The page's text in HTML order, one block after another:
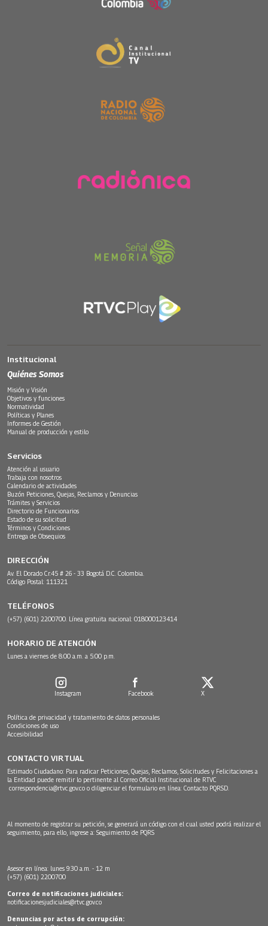
Institucional
Quiénes Somos
Misión y Visión
Objetivos y funciones
Normatividad
Políticas y Planes
Informes de Gestión
Manual de producción y estilo
Servicios
Atención al usuario
Trabaja con nosotros
Calendario de actividades
Buzón Peticiones, Quejas, Reclamos y Denuncias
Trámites y Servicios
Directorio de Funcionarios
Estado de su solicitud
Términos y Condiciones
Entrega de Obsequios
DIRECCIÓN
Av. El Dorado Cr.45 # 26 - 33 Bogotá D.C. Colombia.
Código Postal: 111321
TELÉFONOS
(+57) (601) 2200700. Línea gratuita nacional: 018000123414
HORARIO DE ATENCIÓN
Lunes a viernes de 8:00 a.m. a 5:00 p.m.
Instagram Facebook X
Política de privacidad y tratamiento de datos personales
Condiciones de uso
Accesibilidad
CONTACTO VIRTUAL
Estimado Ciudadano: Para radicar Peticiones, Quejas, Reclamos, Solicitudes y Felicitaciones a
la Entidad puede remitir lo pertinente al Correo Oficial Institucional de RTVC
correspondencia@rtvc.gov.co o diligenciar el formulario en línea: Contacto PQRSD.
Al momento de registrar su petición, se generará un código con el cual usted podrá realizar el
seguimiento, para ello, ingrese a: Seguimiento de PQRS
Asesor en línea: lunes 9:30 a.m. - 12 m
(+57) (601) 2200700
Correo de notificaciones judiciales:
notificacionesjudiciales@rtvc.gov.co
Denuncias por actos de corrupción: